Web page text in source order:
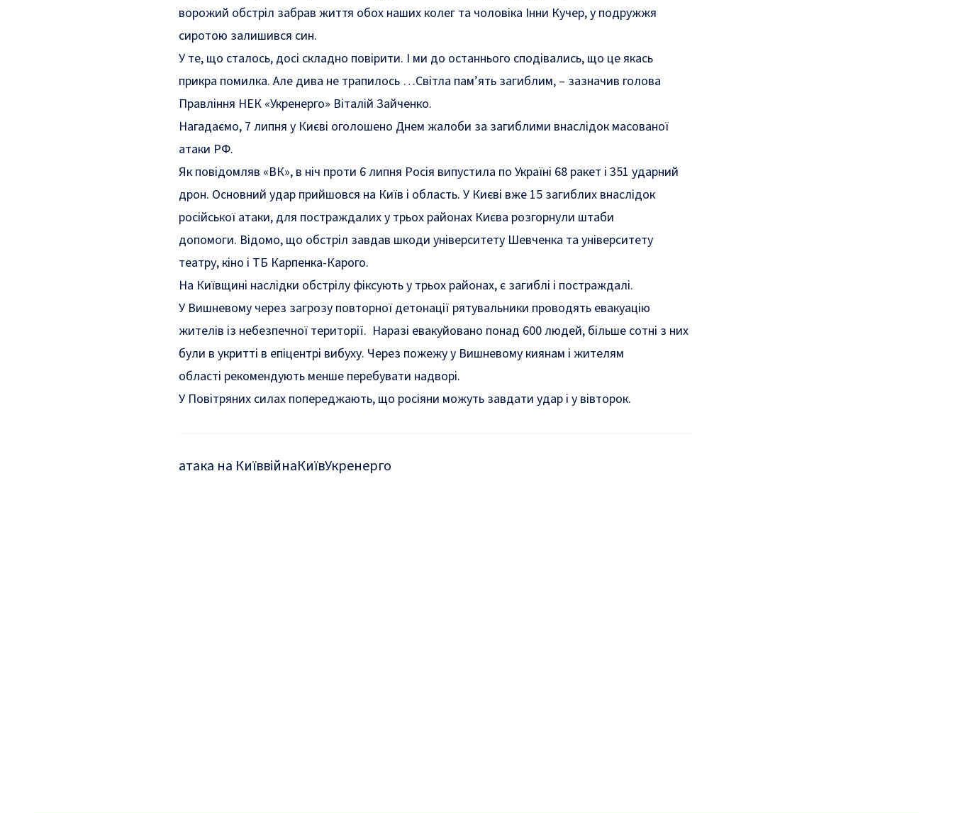
ворожий обстріл забрав життя обох наших колег та чоловіка Інни Кучер, у подружжя
сиротою залишився син.
У те, що сталось, досі складно повірити. І ми до останнього сподівались, що це якась
прикра помилка. Але дива не трапилось …Світла пам’ять загиблим, – зазначив голова
Правління НЕК «Укренерго» Віталій Зайченко.
Нагадаємо, 7 липня у Києві оголошено Днем жалоби за загиблими внаслідок масованої
атаки РФ.
Як повідомляв «ВК», в ніч проти 6 липня Росія випустила по Україні 68 ракет і 351 ударний
дрон. Основний удар прийшовся на Київ і область. У Києві вже 15 загиблих внаслідок
російської атаки, для постраждалих у трьох районах Києва розгорнули штаби
допомоги. Відомо, що обстріл завдав шкоди університету Шевченка та університету
театру, кіно і ТБ Карпенка-Карого.
На Київщині наслідки обстрілу фіксують у трьох районах, є загиблі і постраждалі.
У Вишневому через загрозу повторної детонації рятувальники проводять евакуацію
жителів із небезпечної території. Наразі евакуйовано понад 600 людей, більше сотні з них
були в укритті в епіцентрі вибуху. Через пожежу у Вишневому киянам і жителям
області рекомендують менше перебувати надворі.
У Повітряних силах попереджають, що росіяни можуть завдати удар і у вівторок.
атака на КиїввійнаКиївУкренерго